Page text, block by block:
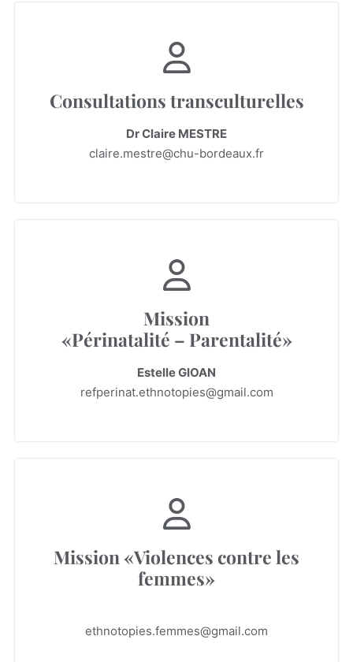
Consultations transculturelles
Dr Claire MESTRE
claire.mestre@chu-bordeaux.fr
Mission
«Périnatalité – Parentalité»
Estelle GIOAN
refperinat.ethnotopies@gmail.com
Mission «Violences contre les
femmes»
ethnotopies.femmes@gmail.com